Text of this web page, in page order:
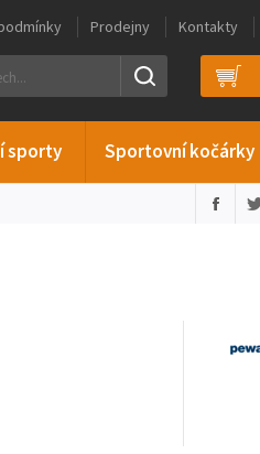
sporty Sportovní kočárky
Prodejny Kontakty